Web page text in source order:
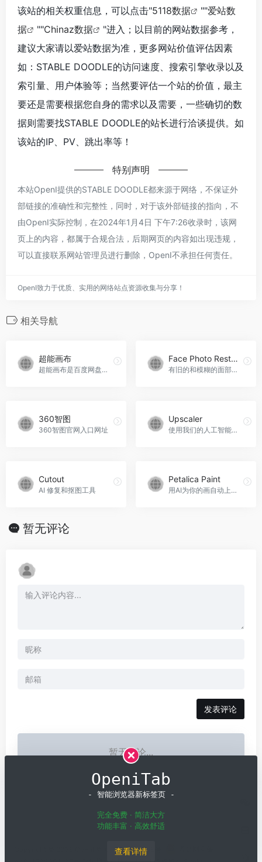
该站的相关权重信息，可以点击"5118数据 ""爱站数
据
""Chinaz数据
"进入；以目前的网站数据参考，
建议大家请以爱站数据为准，更多网站价值评估因素
如：STABLE DOODLE的访问速度、搜索引擎收录以及
索引量、用户体验等；当然要评估一个站的价值，最主
要还是需要根据您自身的需求以及需要，一些确切的数
据则需要找STABLE DOODLE的站长进行洽谈提供。如
该站的IP、PV、跳出率等！
特别声明
本站OpenI提供的STABLE DOODLE都来源于网络，不保证外
部链接的准确性和完整性，同时，对于该外部链接的指向，不
由OpenI实际控制，在2024年1月4日 下午7:26收录时，该网
页上的内容，都属于合规合法，后期网页的内容如出现违规，
可以直接联系网站管理员进行删除，OpenI不承担任何责任。
OpenI致力于优质、实用的网络站点资源收集与分享！
相关导航
超能画布
超能画布是百度网盘荣誉出品的专注人像摄影的AI创意生成工具，致力于让每个人的图像创意都成真，是摄影师的降本增效神器超能画布官网入口网址
Face Photo Restorer
有旧的和模糊的面部照片吗？让我们的 AI 恢复它们，让这些记忆得以延续。100% 免费 – 立即恢复您的照片。
360智图
360智图官网入口网址
Upscaler
使用我们的人工智能工具将您的图像升级到2倍或4倍，而不会丢失任何纹理或细节。使用我们的超分辨率工具，为您的图像带来新的活力。
Cutout
AI 修复和抠图工具
Petalica Paint
用AI为你的画自动上色！
暂无评论
发表评论
暂无评论...
粤ICP备19001258号
OpeniTab
- 智能浏览器新标签页 -
完全免费 · 简洁大方
功能丰富 · 高效舒适
查看详情